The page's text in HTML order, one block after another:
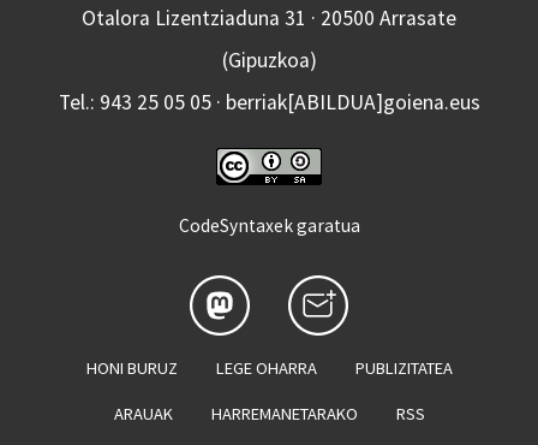
Otalora Lizentziaduna 31 · 20500 Arrasate
(Gipuzkoa)
Tel.: 943 25 05 05 · berriak[ABILDUA]goiena.eus
CodeSyntaxek garatua
HONI BURUZ LEGE OHARRA PUBLIZITATEA
ARAUAK HARREMANETARAKO RSS